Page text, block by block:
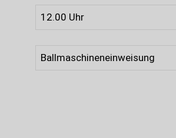
12.00 Uhr
Ballmaschineneinweisung